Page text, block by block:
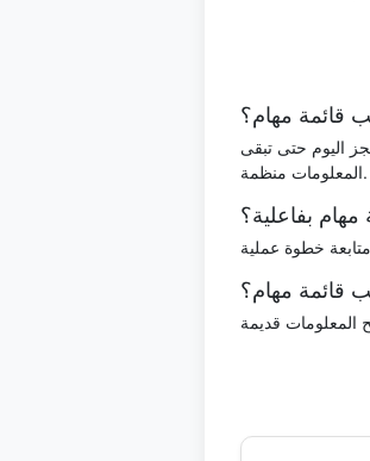
قائمة مهام؟
اليوم حتى تبقى
المعلومات منظمة.
بفاعلية؟
قائمة مهام؟